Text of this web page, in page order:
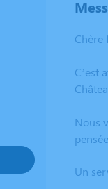
Chère
C’est
Nous
Un